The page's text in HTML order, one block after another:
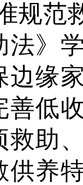
规范
法》
边缘
善低
救助
供养